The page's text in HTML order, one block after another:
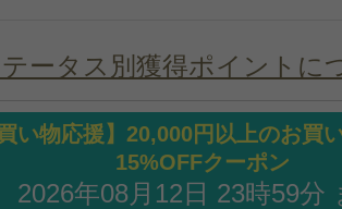
テータス別獲得ポイントに
買い物応援】20,000円以上のお買
15%OFFクーポン
2026年08月12日 23時59分